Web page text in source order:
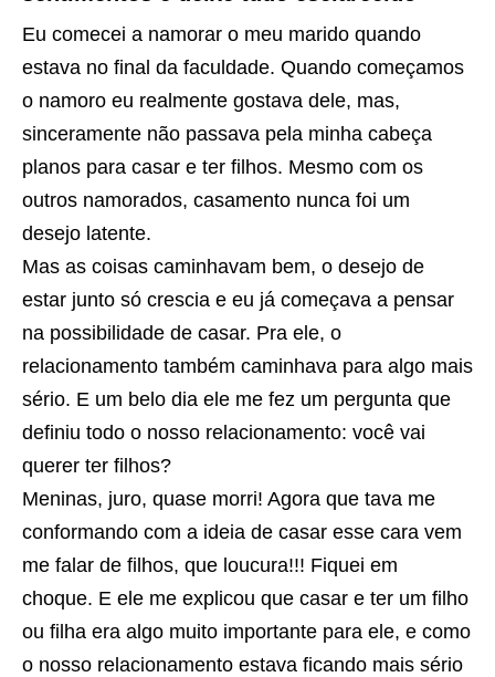
Eu comecei a namorar o meu marido quando
estava no final da faculdade. Quando começamos
o namoro eu realmente gostava dele, mas,
sinceramente não passava pela minha cabeça
planos para casar e ter filhos. Mesmo com os
outros namorados, casamento nunca foi um
desejo latente.
Mas as coisas caminhavam bem, o desejo de
estar junto só crescia e eu já começava a pensar
na possibilidade de casar. Pra ele, o
relacionamento também caminhava para algo mais
sério. E um belo dia ele me fez um pergunta que
definiu todo o nosso relacionamento: você vai
querer ter filhos?
Meninas, juro, quase morri! Agora que tava me
conformando com a ideia de casar esse cara vem
me falar de filhos, que loucura!!! Fiquei em
choque. E ele me explicou que casar e ter um filho
ou filha era algo muito importante para ele, e como
o nosso relacionamento estava ficando mais sério